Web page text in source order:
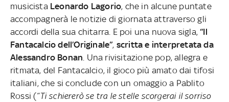
musicista Leonardo Lagorio, che in alcune puntate
accompagnerà le notizie di giornata attraverso gli
accordi della sua chitarra. E poi una nuova sigla,“Il
Fantacalcio dell’Originale”, scritta e interpretata da
Alessandro Bonan . Una rivisitazione pop, allegra e
ritmata, del Fantacalcio, il gioco più amato dai tifosi
italiani, che si conclude con un omaggio a Pablito
Rossi (“Ti schiererò se tra le stelle scorgerai il sorriso